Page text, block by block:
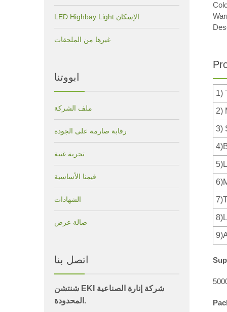
1)
2)
3)
LED Highbay Light الإسكان
غيرها من الملحقات
ابووتنا
ملف الشركة
رقابة صارمة على الجودة
تجربة غنية
قيمنا الأساسية
الشهادات
صالة عرض
اتصل بنا
شنتشن EKI شركة إنارة الصناعية
المحدودة.